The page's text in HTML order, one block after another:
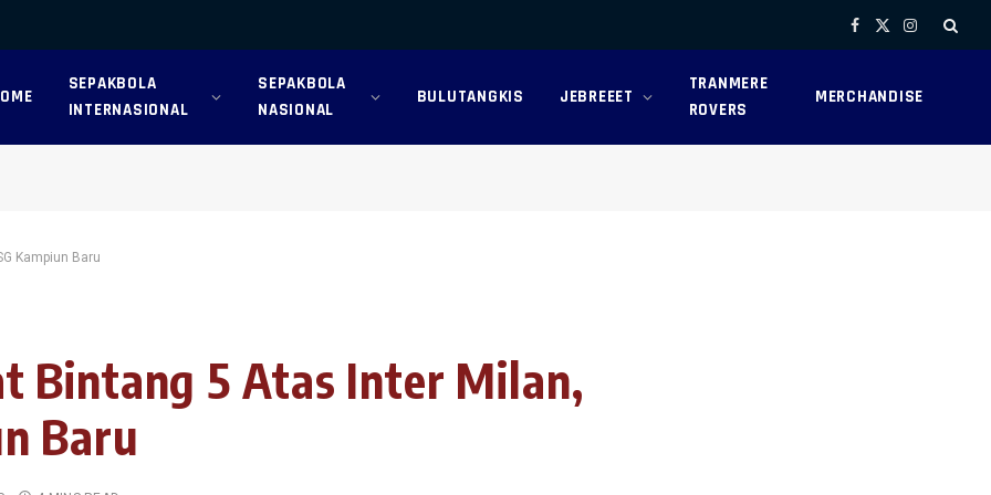
Facebook
X
Instagram
SEPAKBOLA
INTERNASIONAL
SEPAKBOLA
NASIONAL
BULUTANGKIS JEBREEET
TRANMERE
ROVERS
MERCHANDISE
Kampiun Baru
Bintang 5 Atas Inter Milan,
Baru